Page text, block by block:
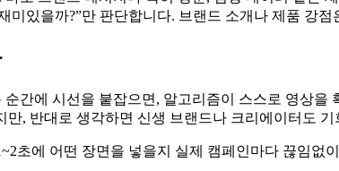
미있을까?”만 판단합니다. 브랜드 소개나 제품 강
간에 시선을 붙잡으면, 알고리즘이 스스로 영상
만, 반대로 생각하면 신생 브랜드나 크리에이터도
초에 어떤 장면을 넣을지 실제 캠페인마다 끊임없